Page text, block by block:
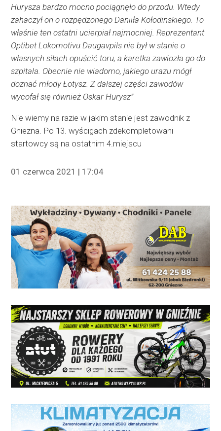
Hurysza bardzo mocno pociągnęło do przodu. Wtedy
zahaczył on o rozpędzonego Daniiła Kołodinskiego. To
właśnie ten ostatni ucierpiał najmocniej. Reprezentant
Optibet Lokomotivu Daugavpils nie był w stanie o
własnych siłach opuścić toru, a karetka zawiozła go do
szpitala. Obecnie nie wiadomo, jakiego urazu mógł
doznać młody Łotysz. Z dalszej części zawodów
wycofał się również Oskar Hurysz”
Nie wiemy na razie w jakim stanie jest zawodnik z
Gniezna. Po 13. wyścigach zdekompletowani
startowcy są na ostatnim 4.miejscu
01 czerwca 2021 | 17:04